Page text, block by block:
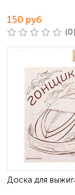
150 руб
Доска для